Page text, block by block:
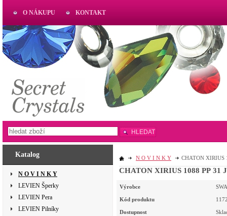
Katalog
N O V I N K Y
LEVIEN Šperky
LEVIEN Pera
LEVIEN Pilníky
N O V I N K Y CHATON XIRIUS
CHATON XIRIUS 1088 PP 31
Výrobce
Kód produktu
Dostupnost
O NÁKUPU KONTAKT
AKTUAL
www.aktual-koralky.cz
HLEDAT